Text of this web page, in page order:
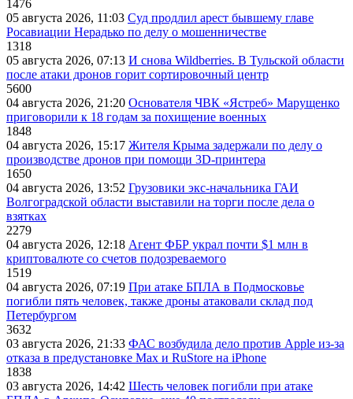
1476
05 августа 2026, 11:03 Суд продлил арест бывшему главе
Росавиации Нерадько по делу о мошенничестве
1318
05 августа 2026, 07:13 И снова Wildberries. В Тульской области
после атаки дронов горит сортировочный центр
5600
04 августа 2026, 21:20 Основателя ЧВК «Ястреб» Марущенко
приговорили к 18 годам за похищение военных
1848
04 августа 2026, 15:17 Жителя Крыма задержали по делу о
производстве дронов при помощи 3D‑принтера
1650
04 августа 2026, 13:52 Грузовики экс-начальника ГАИ
Волгоградской области выставили на торги после дела о
взятках
2279
04 августа 2026, 12:18 Агент ФБР украл почти $1 млн в
криптовалюте со счетов подозреваемого
1519
04 августа 2026, 07:19 При атаке БПЛА в Подмосковье
погибли пять человек, также дроны атаковали склад под
Петербургом
3632
03 августа 2026, 21:33 ФАС возбудила дело против Apple из-за
отказа в предустановке Max и RuStore на iPhone
1838
03 августа 2026, 14:42 Шесть человек погибли при атаке